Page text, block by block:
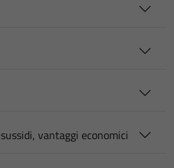
vantaggi economici